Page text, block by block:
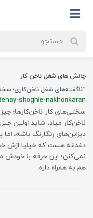
چالش های شغل ناخن کار
“ناگفته‌های شغل ناخن‌کاری؛
shoghle-nakhonkaran
سختی‌های کار ناخن‌کارها؛
ناخن‌کار میاد، شاید اولین
دیزاین‌های رنگارنگ باشه،
دغدغه هست که خیلیا ازش خبر
نمی‌کنن؛ این حرفه با خودش
هم به همراه داره.